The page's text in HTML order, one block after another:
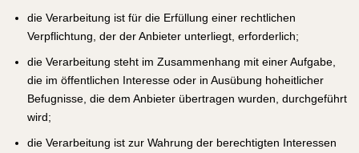
die Verarbeitung ist für die Erfüllung einer rechtlichen
Verpflichtung, der der Anbieter unterliegt, erforderlich;
die Verarbeitung steht im Zusammenhang mit einer Aufgabe,
die im öffentlichen Interesse oder in Ausübung hoheitlicher
Befugnisse, die dem Anbieter übertragen wurden, durchgeführt
wird;
die Verarbeitung ist zur Wahrung der berechtigten Interessen